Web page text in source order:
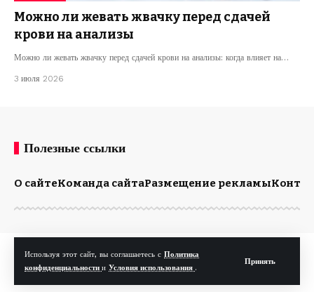
Используя этот сайт, вы соглашаетесь с Политика
конфиденциальности и Условия использования .
Принять
Можно ли жевать жвачку перед сдачей
крови на анализы
Можно ли жевать жвачку перед сдачей крови на анализы: когда влияет на…
3 июля 2026
Полезные ссылки
О сайтеКоманда сайтаРазмещение рекламы
© Kp.md. Все права защищены.